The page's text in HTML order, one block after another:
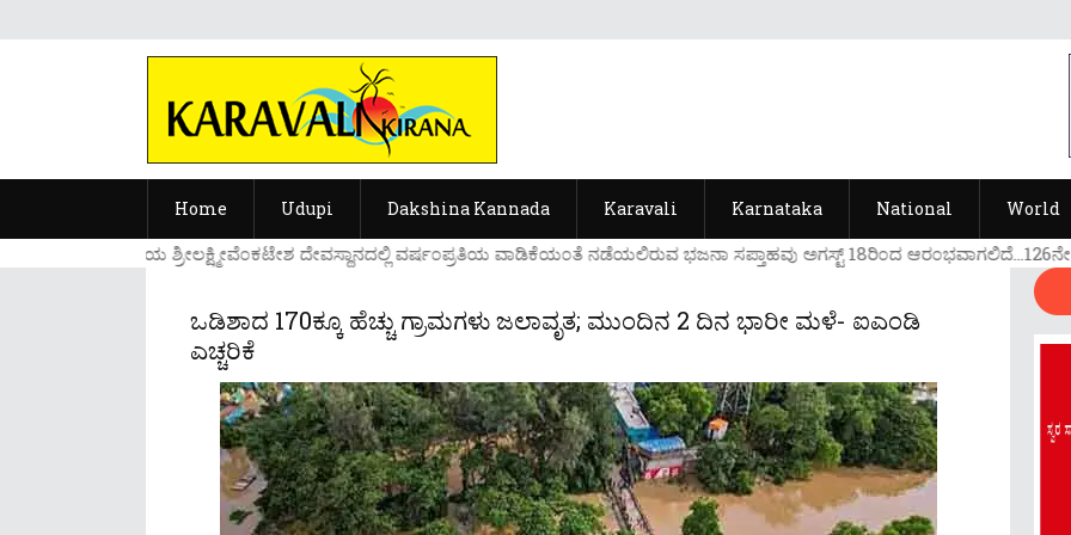
Home Udupi Dakshina Kannada Karavali Karnataka National World
....ಉಡುಪಿಯ ಶ್ರೀಲಕ್ಷ್ಮೀವೆ೦ಕಟೇಶ ದೇವಸ್ಥಾನದಲ್ಲಿ ವರ್ಷ೦ಪ್ರತಿಯ ವಾಡಿಕೆಯ೦ತೆ ನಡೆಯಲಿರುವ ಭಜನಾ ಸಪ್ತಾಹವು ಅಗಸ್ಟ್ 18ರಿ೦ದ ಆರ೦ಭವಾಗಲಿದೆ...126ನೇ
ಒಡಿಶಾದ 170ಕ್ಕೂ ಹೆಚ್ಚು ಗ್ರಾಮಗಳು ಜಲಾವೃತ; ಮುಂದಿನ 2 ದಿನ ಭಾರೀ ಮಳೆ- ಐಎಂಡಿ
ಎಚ್ಚರಿಕೆ